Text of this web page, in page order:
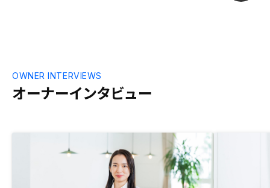
オーナーインタビュー
OWNER INTERVIEWS